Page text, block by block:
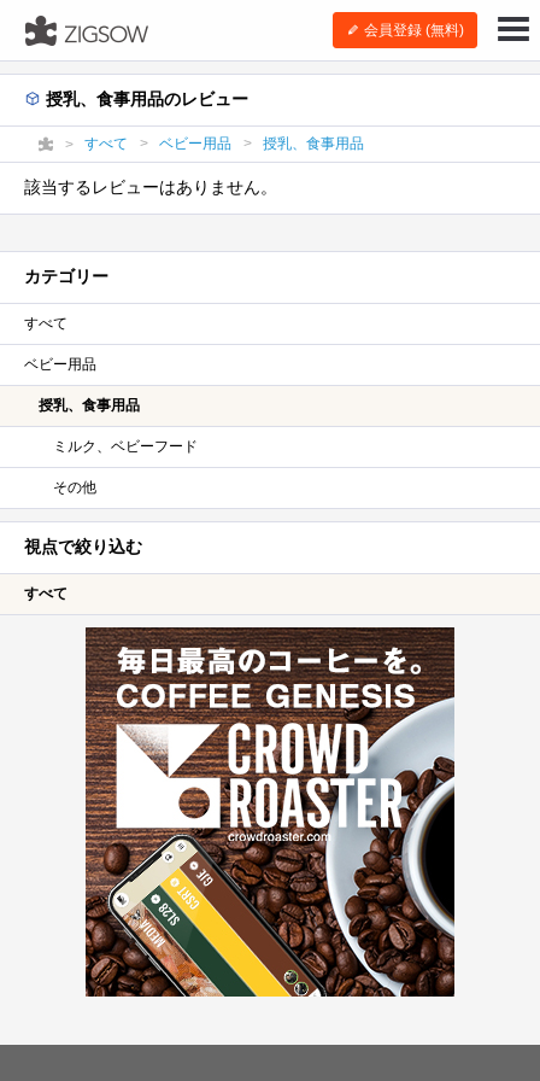
会員登録 (無料)
授乳、食事用品のレビュー
すべて ベビー用品 授乳、食事用品
該当するレビューはありません。
カテゴリー
すべて
ベビー用品
授乳、食事用品
ミルク、ベビーフード
その他
視点で絞り込む
すべて